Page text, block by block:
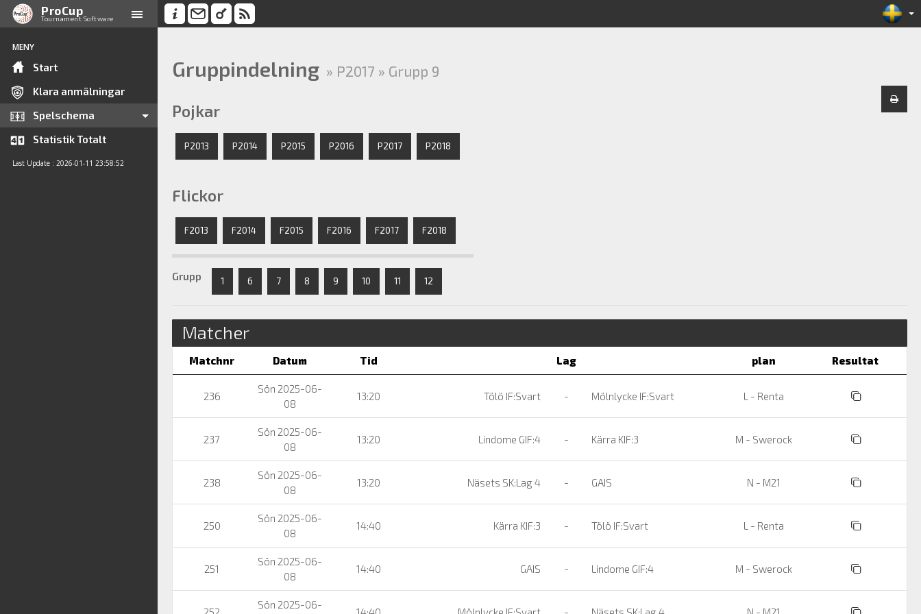
ProCup
Tournament Software
MENY
Start
Klara anmälningar
Spelschema
Statistik Totalt
Last Update : 2026-01-11 23:58:52
Gruppindelning » P2017 » Grupp 9
Pojkar
P2013 P2014 P2015 P2016 P2017 P2018
Flickor
F2013 F2014 F2015 F2016 F2017 F2018
Grupp 1 6 7 8 9 10 11 12
Matcher
Matchnr Datum Tid Lag plan Resultat
236
Sön 2025-06-
08
13:20 Tölö IF:Svart - Mölnlycke IF:Svart L - Renta
237
Sön 2025-06-
08
13:20 Lindome GIF:4 - Kärra KIF:3 M - Swerock
238
Sön 2025-06-
08
13:20 Näsets SK:Lag 4 - GAIS N - M21
250
Sön 2025-06-
08
14:40 Kärra KIF:3 - Tölö IF:Svart L - Renta
251
Sön 2025-06-
08
14:40 GAIS - Lindome GIF:4 M - Swerock
Sön 2025-06-